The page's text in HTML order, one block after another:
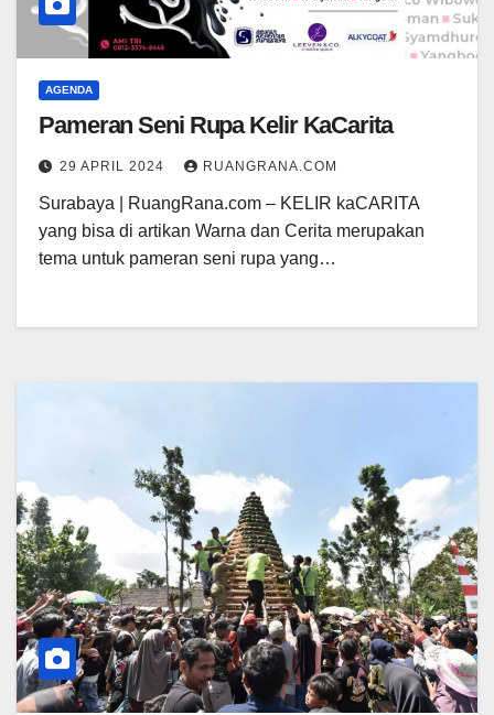
AGENDA
Pameran Seni Rupa Kelir KaCarita
29 APRIL 2024 RUANGRANA.COM
Surabaya | RuangRana.com – KELIR kaCARITA
yang bisa di artikan Warna dan Cerita merupakan
tema untuk pameran seni rupa yang…